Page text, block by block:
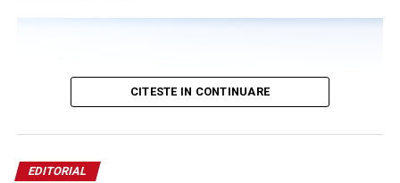
Editorial realizat cu dragoste pentru Constanța, orașul
care merită mai mult decât borduri noi și scuze vechi.
ARTICOLE PE ACEIASI TEMA:
CITESTE IN CONTINUARE
EDITORIAL